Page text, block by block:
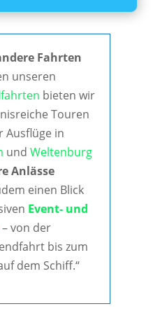
Fahrten
unseren
bieten wir
Touren
Ausflüge in
und Weltenburg
Anlässe
einen Blick
Event- und
– von der
bis zum
dem Schiff.“